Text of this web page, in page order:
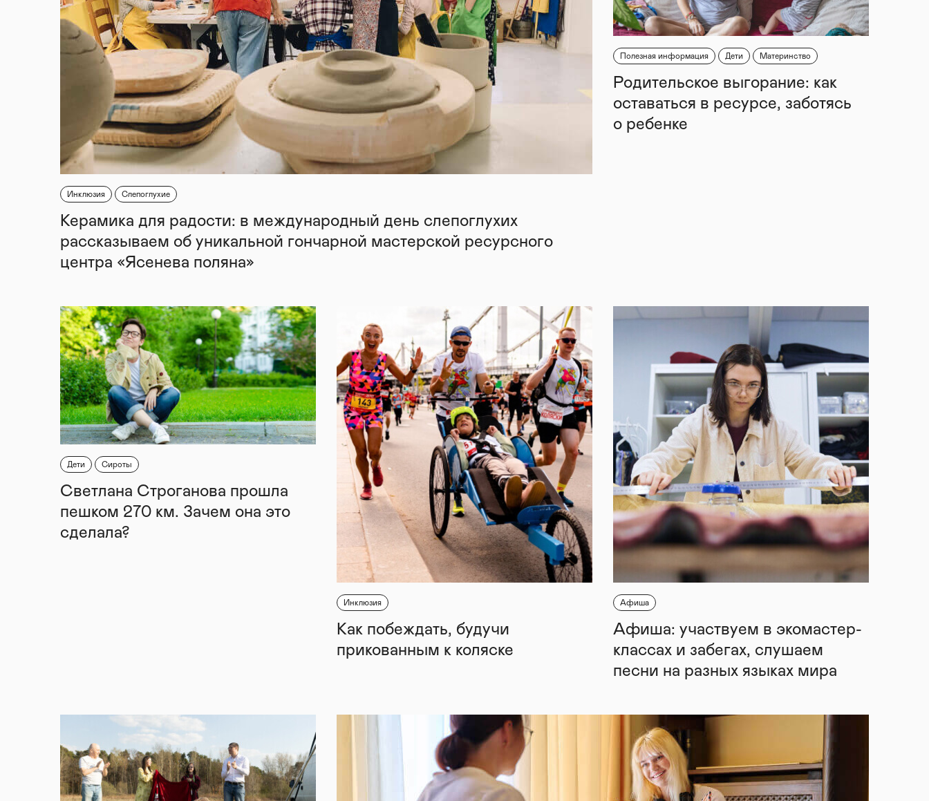
Инклюзия Слепоглухие
Керамика для радости: в международный день слепоглухих
рассказываем об уникальной гончарной мастерской ресурсного
центра «Ясенева поляна»
Полезная информация Дети Материнство
Родительское выгорание: как
оставаться в ресурсе, заботясь
о ребенке
Дети Сироты
Светлана Строганова прошла
пешком 270 км. Зачем она это
сделала?
Инклюзия
Как побеждать, будучи
прикованным к коляске
Афиша
Афиша: участвуем в экомастер-
классах и забегах, слушаем
песни на разных языках мира